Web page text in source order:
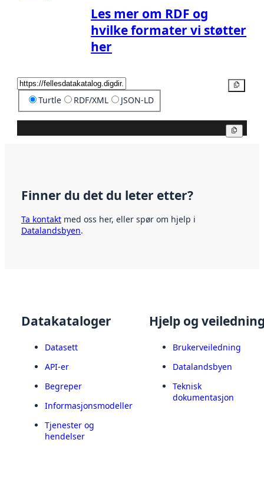
Les mer om RDF og
hvilke formater vi støtter
her
Turtle RDF/XML JSON-LD
Finner du det du leter etter?
Ta kontakt med oss her, eller spør om hjelp i
Datalandsbyen.
Datakataloger
Datasett
API-er
Begreper
Informasjonsmodeller
Tjenester og
hendelser
Hjelp og
Brukerveiledning
Datalandsbyen
Teknisk
dokumentasjon